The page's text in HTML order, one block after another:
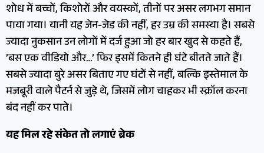
शोध में बच्चों, किशोरों और वयस्कों, तीनों पर असर लगभग समान
पाया गया। यानी यह जेन-जेड की नहीं, हर उम्र की समस्या है। सबसे
ज्यादा नुकसान उन लोगों में दर्ज हुआ जो हर बार खुद से कहते हैं,
’बस एक वीडियो और…’ फिर इसमें कितने ही घंटे बीतते जाते हैं।
सबसे ज्यादा बुरे असर बिताए गए घंटों से नहीं, बल्कि इस्तेमाल के
मजबूरी वाले पैटर्न से जुड़े थे, जिसमें लोग चाहकर भी स्क्रॉल करना
बंद नहीं कर पाते।
यह मिल रहे संकेत तो लगाएं ब्रेक